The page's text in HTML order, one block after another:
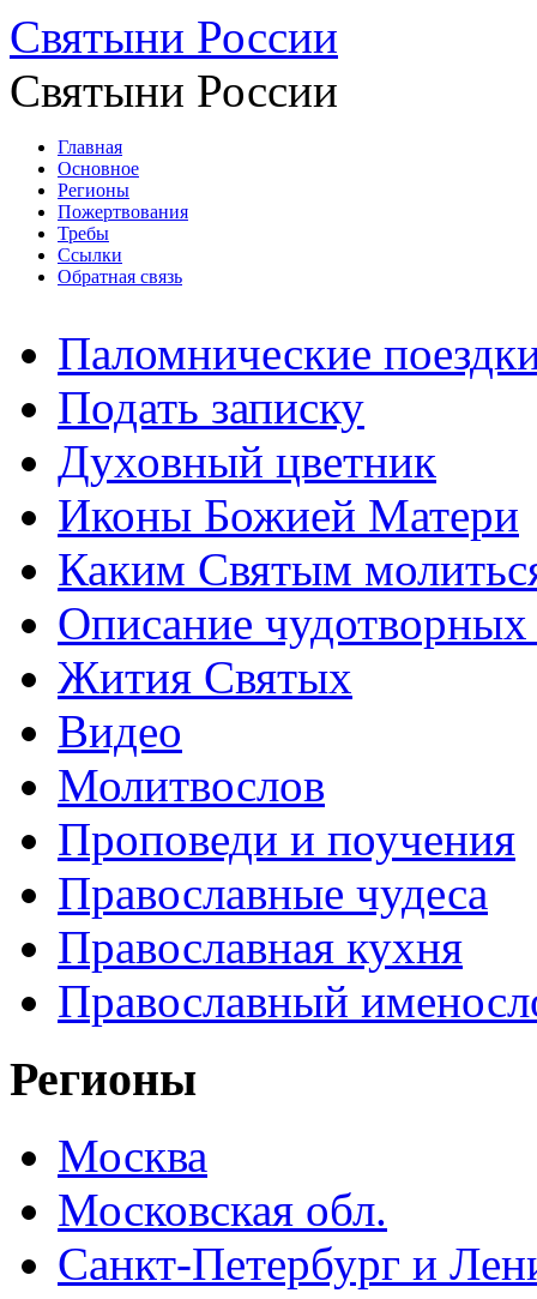
Святыни России
Святыни России
Главная
Основное
Регионы
Пожертвования
Требы
Ссылки
Обратная связь
Паломнические
Подать записку
Духовный цветник
Иконы Божией Матери
Каким Святым
Описание
Жития Святых
Видео
Молитвослов
Проповеди и поучения
Православные чудеса
Православная кухня
Православный
Регионы
Москва
Московская обл.
Санкт-Петербург и